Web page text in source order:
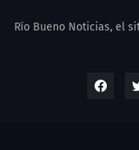
Río Bueno Noticias, el